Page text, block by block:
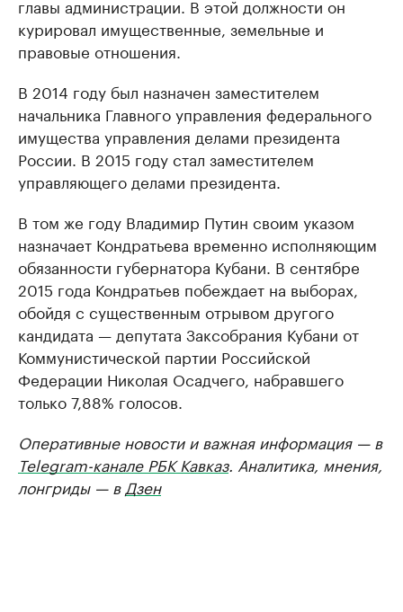
главы администрации. В этой должности он
курировал имущественные, земельные и
правовые отношения.
В 2014 году был назначен заместителем
начальника Главного управления федерального
имущества управления делами президента
России. В 2015 году стал заместителем
управляющего делами президента.
В том же году Владимир Путин своим указом
назначает Кондратьева временно исполняющим
обязанности губернатора Кубани. В сентябре
2015 года Кондратьев побеждает на выборах,
обойдя с существенным отрывом другого
кандидата — депутата Заксобрания Кубани от
Коммунистической партии Российской
Федерации Николая Осадчего, набравшего
только 7,88% голосов.
Оперативные новости и важная информация — в
Telegram-канале РБК Кавказ. Аналитика, мнения,
лонгриды — в Дзен